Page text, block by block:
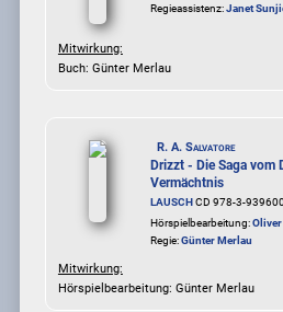
Regieassistenz:Janet
Mitwirkung:
Buch: Günter Merlau
R. A. Salvatore
Drizzt - Die Saga vom
Vermächtnis
LAUSCHCD 978-3-
Hörspielbearbeitung:
Regie:Günter Merlau
Mitwirkung:
Hörspielbearbeitung: Günter Merlau